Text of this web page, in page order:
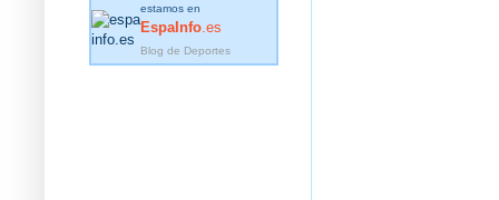
estamos en
EspaInfo .es
Blog de Deportes